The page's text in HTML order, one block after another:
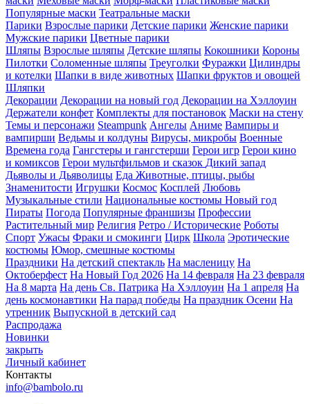
Популярные маски Театральные маски
Парики Взрослые парики Детские парики Женские парики
Мужские парики Цветные парики
Шляпы Взрослые шляпы Детские шляпы Кокошники Короны
Пилотки Соломенные шляпы Треуголки Фуражки Цилиндры
и котелки Шапки в виде животных Шапки фруктов и овощей
Шляпки
Декорации Декорации на новый год Декорации на Хэллоуин
Держатели конфет Комплекты для постановок Маски на стену
Темы и персонажи Steampunk Ангелы Аниме Вампиры и
вампирши Ведьмы и колдуны Вирусы, микробы Военные
Времена года Гангстеры и гангстерши Герои игр Герои кино
и комиксов Герои мультфильмов и сказок Дикий запад
Дьяволы и Дьяволицы Еда Животные, птицы, рыбы
Знаменитости Игрушки Космос Косплей Любовь
Музыкальные стили Национальные костюмы Новый год
Пираты Погода Популярные франшизы Профессии
Растительный мир Религия Ретро / Исторические Роботы
Спорт Ужасы Фраки и смокинги Цирк Школа Эротические
костюмы Юмор, смешные костюмы
Праздники На детский спектакль На масленицу На
Октоберфест На Новый Год 2026 На 14 февраля На 23 февраля
На 8 марта На день Св. Патрика На Хэллоуин На 1 апреля На
день космонавтики На парад победы На праздник Осени На
утренник Выпускной в детский сад
Распродажа
Новинки
закрыть
Личный кабинет
Контакты
info@bambolo.ru